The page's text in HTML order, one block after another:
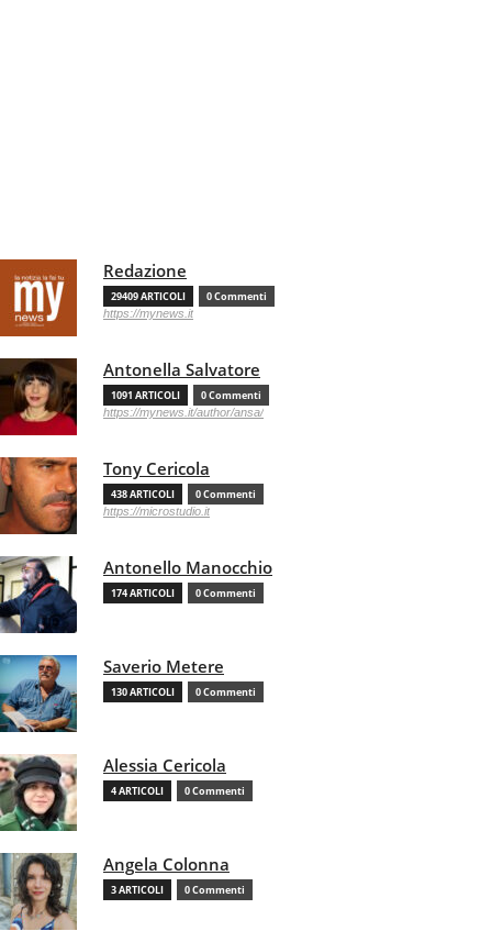
Redazione
29409 ARTICOLI 0 Commenti
https://mynews.it
Antonella Salvatore
1091 ARTICOLI 0 Commenti
https://mynews.it/author/ansa/
Tony Cericola
438 ARTICOLI 0 Commenti
https://microstudio.it
Antonello Manocchio
174 ARTICOLI 0 Commenti
Saverio Metere
130 ARTICOLI 0 Commenti
Alessia Cericola
4 ARTICOLI 0 Commenti
Angela Colonna
3 ARTICOLI 0 Commenti